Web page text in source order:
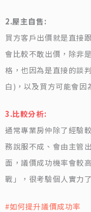
2.屋主自售:
買方客戶出價就是直接
會比較不敢出價，除非
格，也因為是直接的談
白)，以及買方可能會因
3.比較分析:
通常專業房仲除了經驗
務說服不成、會由主管
面，議價成功機率會較
戰」，很考驗個人實力
#如何提升議價成功率